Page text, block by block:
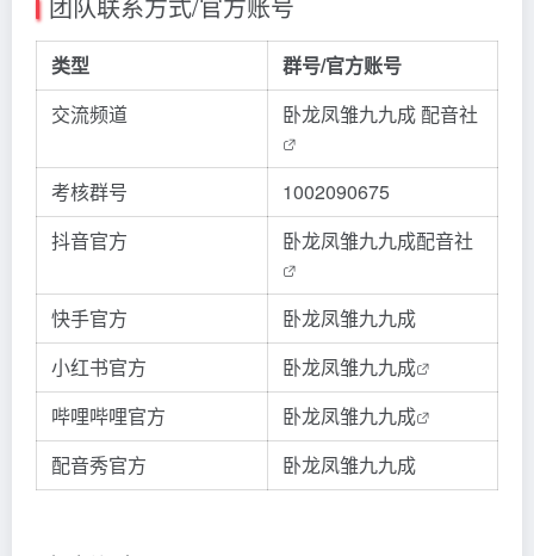
类型
群号/官方账号
交流频道
卧龙凤雏九九成 配音社
考核群号
1002090675
抖音官方
卧龙凤雏九九成配音社
快手官方
卧龙凤雏九九成
小红书官方
卧龙凤雏九九成
哔哩哔哩官方
卧龙凤雏九九成
配音秀官方
卧龙凤雏九九成